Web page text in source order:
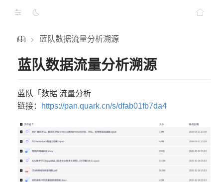
> 蓝队数据流量分析溯源
蓝队数据流量分析溯源
蓝队「数据 流量分析
链接：
https://pan.quark.cn/s/dfab01fb7da4